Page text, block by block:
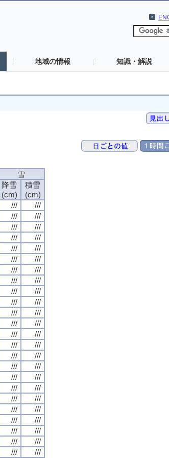
地域の情報 知識・解説
雪
降雪
(cm)
積雪
(cm)
///
///
///
///
///
///
///
///
///
///
///
///
///
///
///
///
///
///
///
///
///
///
///
///
///
///
///
///
///
///
///
///
///
///
///
///
///
///
///
///
///
///
///
///
///
///
/// ///